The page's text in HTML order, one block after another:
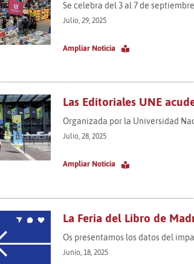
Se celebra del 3 al 7 de septiembre
Julio, 29, 2025
Ampliar Noticia
Las Editoriales UNE
Organizada por la Universidad
Julio, 28, 2025
Ampliar Noticia
La Feria del Libro de
Os presentamos los datos del
Junio, 18, 2025